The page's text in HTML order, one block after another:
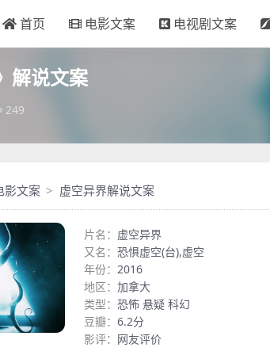
首页 电影文案 电视剧文案
解说文案
249
影文案 虚空异界解说文案
片名： 虚空异界
又名： 恐惧虚空(台),虚空
年份： 2016
地区： 加拿大
类型： 恐怖 悬疑 科幻
豆瓣： 6.2分
影评： 网友评价